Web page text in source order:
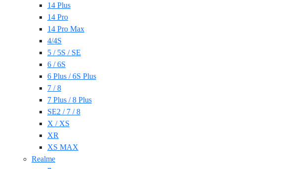
14 Plus
14 Pro
14 Pro Max
4/4S
5 / 5S / SE
6 / 6S
6 Plus / 6S Plus
7 / 8
7 Plus / 8 Plus
SE2 / 7 / 8
X / XS
XR
XS MAX
Realme